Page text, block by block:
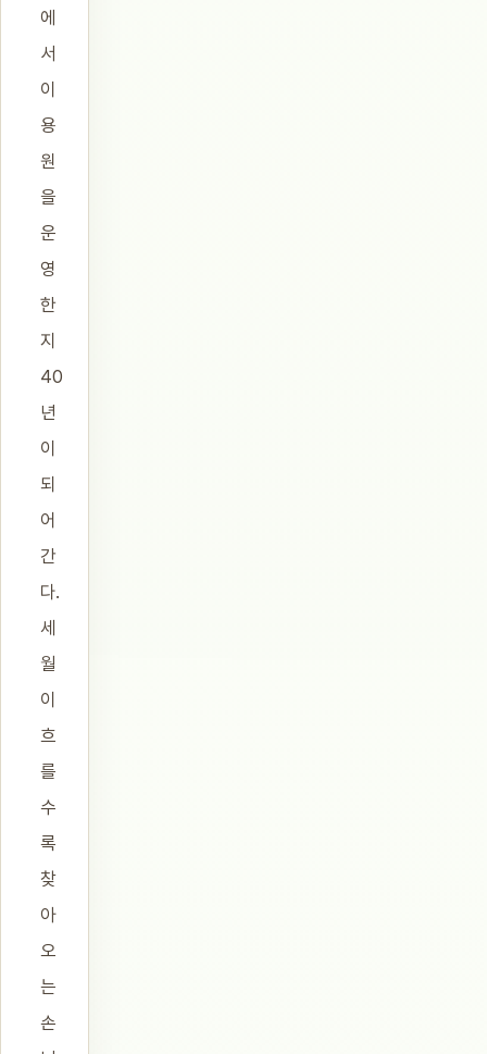
에
서
이
용
원
을
운
영
한
지
40
년
이
되
어
간
다.
세
월
이
흐
를
수
록
찾
아
오
는
손